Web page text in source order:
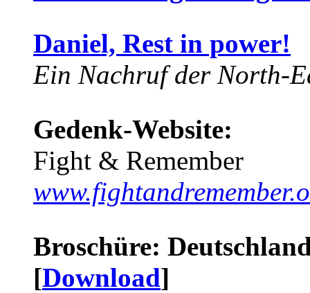
Daniel, Rest in power!
Ein Nachruf der North-
Gedenk-Website:
Fight & Remember
Broschüre:
[Download]